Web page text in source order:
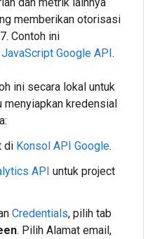
memberikan otorisasi
Contoh ini
Google API.
ini secara lokal untuk
menyiapkan kredensial
di Konsol API Google.
API untuk project
Credentials, pilih tab
. Pilih Alamat email,